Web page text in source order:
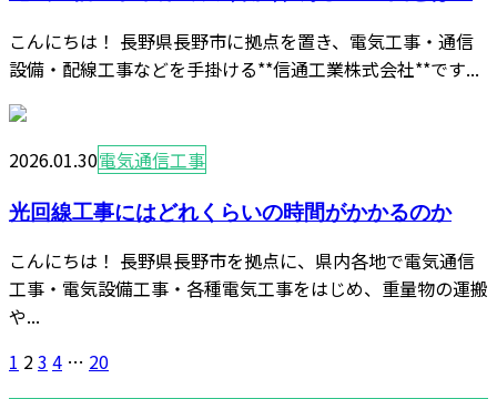
こんにちは！ 長野県長野市に拠点を置き、電気工事・通信
設備・配線工事などを手掛ける**信通工業株式会社**です...
2026.01.30電気通信工事
光回線工事にはどれくらいの時間がかかるのか
こんにちは！ 長野県長野市を拠点に、県内各地で電気通信
工事・電気設備工事・各種電気工事をはじめ、重量物の運搬
や...
1 23 4 … 20